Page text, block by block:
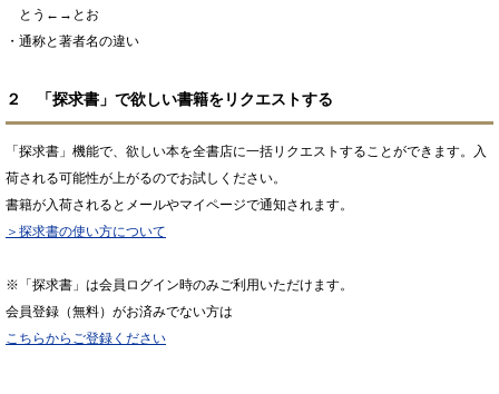
とう←→とお
・通称と著者名の違い
２ 「探求書」で欲しい書籍をリクエストする
「探求書」機能で、欲しい本を全書店に一括リクエストすることができます。入
荷される可能性が上がるのでお試しください。
書籍が入荷されるとメールやマイページで通知されます。
＞探求書の使い方について
※「探求書」は会員ログイン時のみご利用いただけます。
会員登録（無料）がお済みでない方は
こちらからご登録ください